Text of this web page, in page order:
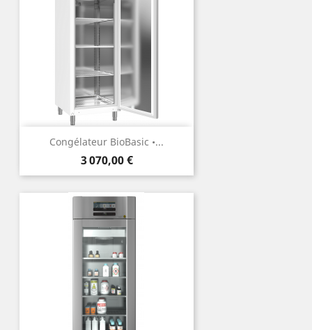
Congélateur BioBasic •...
Prix
3 070,00 €